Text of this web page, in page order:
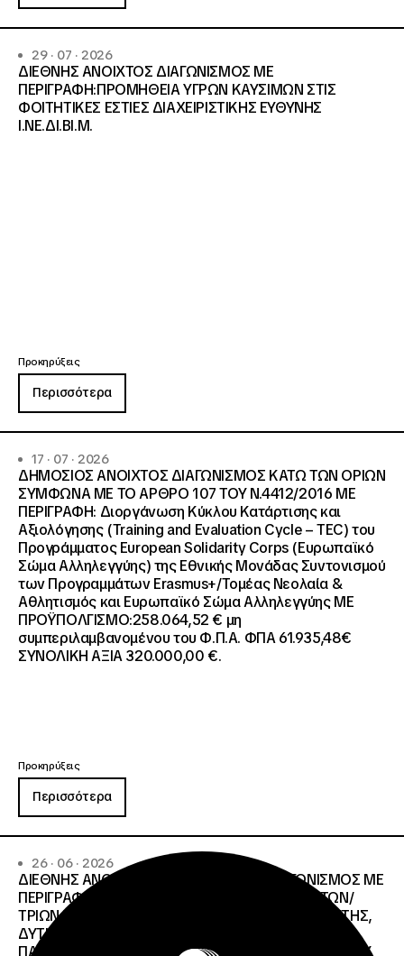
29 · 07 · 2026
ΔΙΕΘΝΗΣ ΑΝΟΙΧΤΟΣ ΔΙΑΓΩΝΙΣΜΟΣ ΜΕ
ΠΕΡΙΓΡΑΦΗ:ΠΡΟΜΗΘΕΙΑ ΥΓΡΩΝ ΚΑΥΣΙΜΩΝ ΣΤΙΣ
ΦΟΙΤΗΤΙΚΕΣ ΕΣΤΙΕΣ ΔΙΑΧΕΙΡΙΣΤΙΚΗΣ ΕΥΘΥΝΗΣ
Ι.ΝΕ.ΔΙ.ΒΙ.Μ.
Προκηρύξεις
Περισσότερα
17 · 07 · 2026
ΔΗΜΟΣΙΟΣ ΑΝΟΙΧΤΟΣ ΔΙΑΓΩΝΙΣΜΟΣ ΚΑΤΩ ΤΩΝ ΟΡΙΩΝ
ΣΥΜΦΩΝΑ ΜΕ ΤΟ ΑΡΘΡΟ 107 ΤΟΥ Ν.4412/2016 ΜΕ
ΠΕΡΙΓΡΑΦΗ: Διοργάνωση Κύκλου Κατάρτισης και
Αξιολόγησης (Training and Evaluation Cycle – TEC) του
Προγράμματος European Solidarity Corps (Ευρωπαϊκό
Σώμα Αλληλεγγύης) της Εθνικής Μονάδας Συντονισμού
των Προγραμμάτων Erasmus+/Τομέας Νεολαία &
Αθλητισμός και Ευρωπαϊκό Σώμα Αλληλεγγύης ΜΕ
ΠΡΟΫΠΟΛΓΙΣΜΟ:258.064,52 € μη
συμπεριλαμβανομένου του Φ.Π.Α. ΦΠΑ 61.935,48€
ΣΥΝΟΛΙΚΗ ΑΞΙΑ 320.000,00 €.
Προκηρύξεις
Περισσότερα
26 · 06 · 2026
ΔΙΕΘΝΗΣ ΑΝΟΙΧΤΟΣ ΗΛΕΚΤΡΟΝΙΚΟΣ ΔΙΑΓΩΝΙΣΜΟΣ ΜΕ
ΠΕΡΙΓΡΑΦΗ:ΥΠΗΡΕΣΙΕΣ ΣΤΕΓΑΣΗΣ ΤΩΝ ΦΟΙΤΗΤΩΝ/
ΤΡΙΩΝ ΤΩΝ ΠΑΝΕΠΙΣΤΗΜΙΑΚΩΝ ΙΔΡΥΜΑΤΩΝ KΡΗΤΗΣ,
ΔΥΤΙΚΗΣ ΜΑΚΕΔΟΝΙΑΣ, ΔΗΜΟΚΡΙΤΕΙΟΥ
ΠΑΝΕΠΙΣΤΗΜΙΟΥ ΘΡΑΚΗΣ, ΕΛΛΗΝΙΚΟΥ ΜΕΣΟΓΕΙΑΚΟΥ